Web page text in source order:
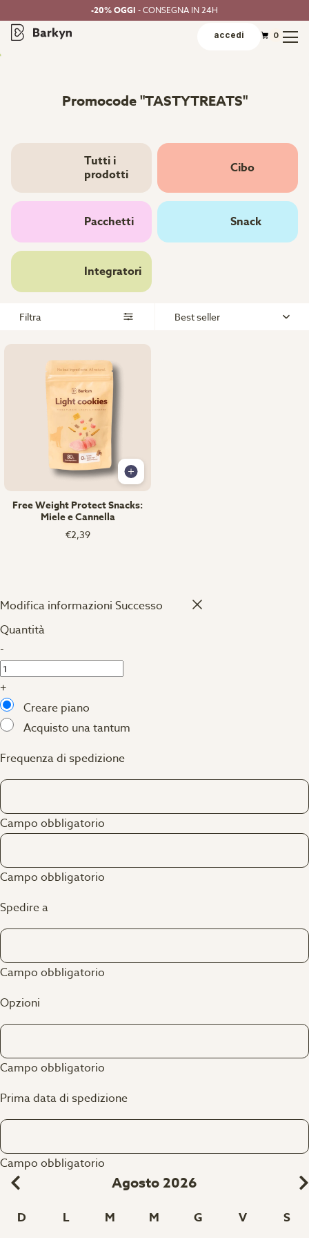
-20% OGGI - CONSEGNA IN 24H
accedi 0
Promocode "TASTYTREATS"
Tutti i
prodotti
Cibo
Pacchetti Snack
Integratori
Filtra Best seller
Free Weight Protect Snacks:
Miele e Cannella
€2,39
Modifica informazioni Successo
Quantità
-
+
Creare piano
Acquisto una tantum
Frequenza di spedizione
Campo obbligatorio
Campo obbligatorio
Spedire a
Campo obbligatorio
Opzioni
Campo obbligatorio
Prima data di spedizione
Campo obbligatorio
Agosto 2026
D L M M G V S